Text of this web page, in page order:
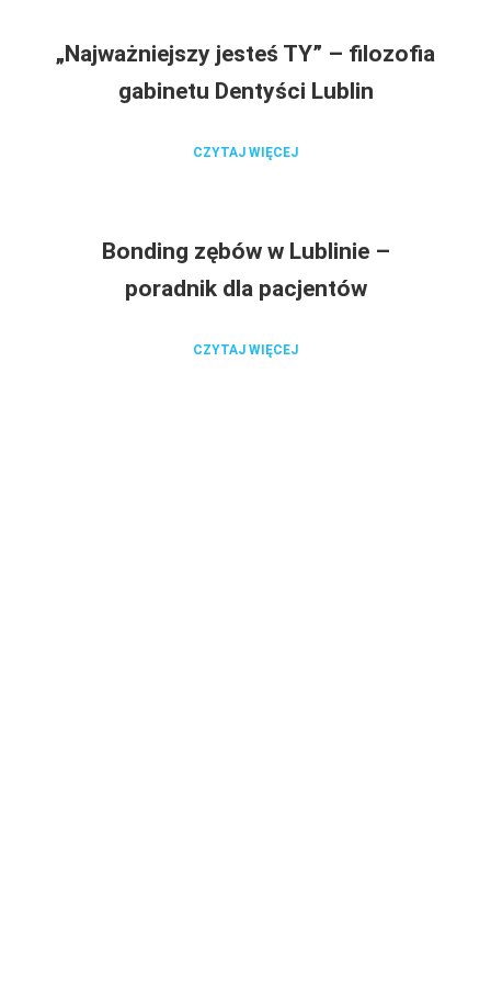
„Najważniejszy jesteś TY” – filozofia
gabinetu Dentyści Lublin
CZYTAJ WIĘCEJ
Bonding zębów w Lublinie –
poradnik dla pacjentów
CZYTAJ WIĘCEJ